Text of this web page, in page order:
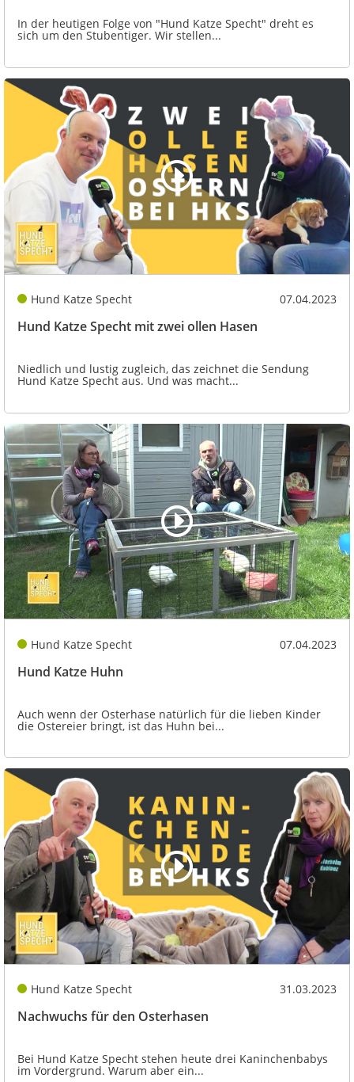
In der heutigen Folge von "Hund Katze Specht" dreht es
sich um den Stubentiger. Wir stellen...
Hund Katze Specht 07.04.2023
Hund Katze Specht mit zwei ollen Hasen
Niedlich und lustig zugleich, das zeichnet die Sendung
Hund Katze Specht aus. Und was macht...
Hund Katze Specht 07.04.2023
Hund Katze Huhn
Auch wenn der Osterhase natürlich für die lieben Kinder
die Ostereier bringt, ist das Huhn bei...
Hund Katze Specht 31.03.2023
Nachwuchs für den Osterhasen
Bei Hund Katze Specht stehen heute drei Kaninchenbabys
im Vordergrund. Warum aber ein...